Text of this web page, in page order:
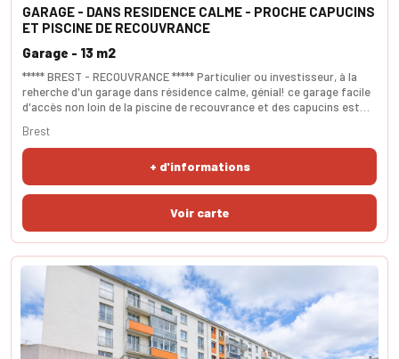
GARAGE - DANS RESIDENCE CALME - PROCHE CAPUCINS
ET PISCINE DE RECOUVRANCE
***** BREST - RECOUVRANCE ***** Particulier ou investisseur, à la
reherche d'un garage dans résidence calme, génial! ce garage facile
d'accès non loin de la piscine de recouvrance et des capucins est
idéal pour garer vos voitures et motos ou stocker vos affaires, pas
de charges de copropriété. Les services (commerces, écoles,
Garage - 13 m2
+ d'informations
Brest